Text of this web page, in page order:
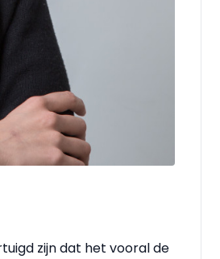
zijn dat het vooral de